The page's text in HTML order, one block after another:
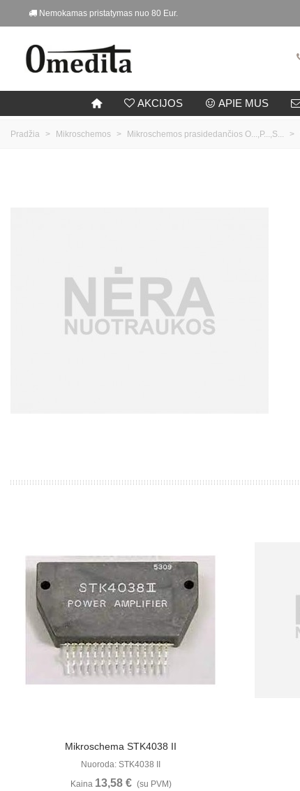
Nemokamas pristatymas nuo 80 Eur.
AKCIJOS APIE MUS
Pradžia > Mikroschemos > Mikroschemos prasidedančios O...,P...,S... >
Žiūrėti Daugiau
Mikroschema STK4038 II
Nuoroda: STK4038 II
Kaina 13,58 € (su PVM)